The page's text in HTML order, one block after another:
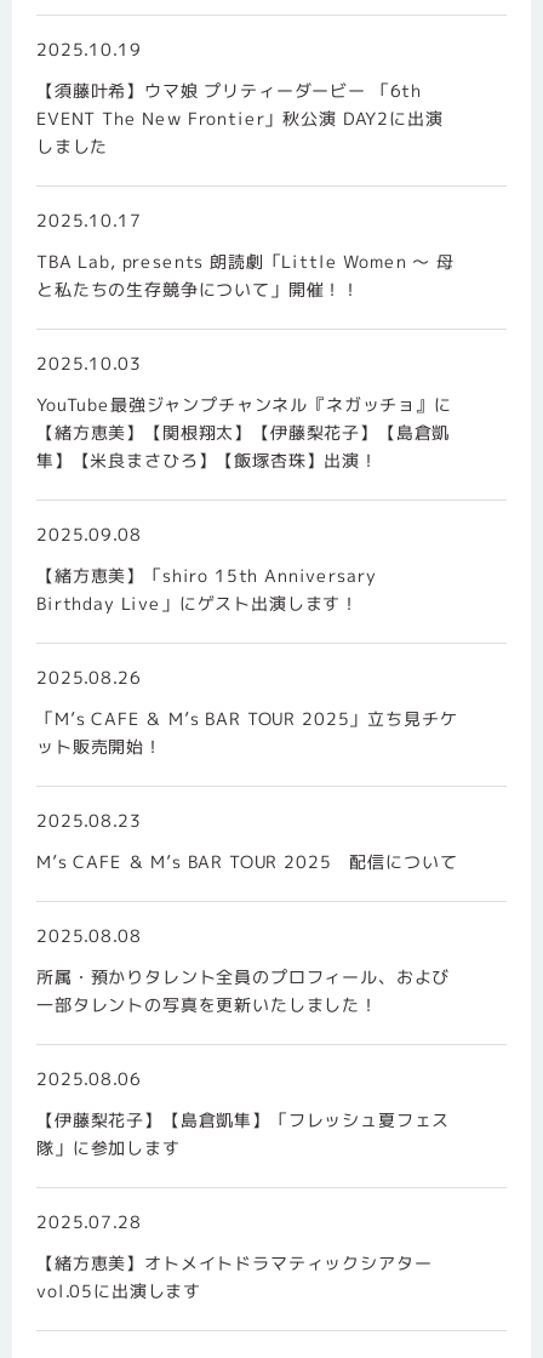
2025.10.19
【須藤叶希】ウマ娘 プリティーダービー 「6th
EVENT The New Frontier」秋公演 DAY2に出演
しました
2025.10.17
TBA Lab, presents 朗読劇「Little Women 〜 母
と私たちの生存競争について」開催！！
2025.10.03
YouTube最強ジャンプチャンネル『ネガッチョ』に
【緒方恵美】【関根翔太】【伊藤梨花子】【島倉凱
隼】【米良まさひろ】【飯塚杏珠】出演！
2025.09.08
【緒方恵美】「shiro 15th Anniversary
Birthday Live」にゲスト出演します！
2025.08.26
「M’s CAFE ＆ M’s BAR TOUR 2025」立ち見チケ
ット販売開始！
2025.08.23
M’s CAFE ＆ M’s BAR TOUR 2025 配信について
2025.08.08
所属・預かりタレント全員のプロフィール、および
一部タレントの写真を更新いたしました！
2025.08.06
【伊藤梨花子】【島倉凱隼】「フレッシュ夏フェス
隊」に参加します
2025.07.28
【緒方恵美】オトメイトドラマティックシアター
vol.05に出演します